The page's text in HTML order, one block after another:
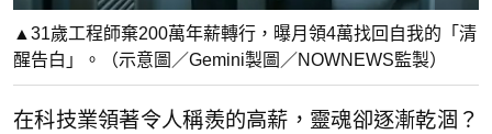
▲31歲工程師棄200萬年薪轉行，曝月領4萬找回自我的「清
醒告白」。（示意圖／Gemini製圖／NOWNEWS監製）
在科技業領著令人稱羨的高薪，靈魂卻逐漸乾涸？